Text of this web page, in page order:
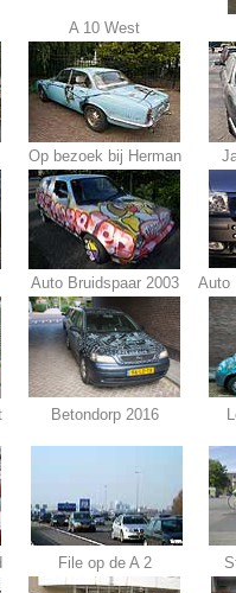
A 10 West
Op bezoek bij Herman
Auto Bruidspaar 2003 Auto
Betondorp 2016
File op de A 2